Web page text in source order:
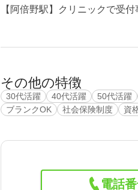
【阿倍野駅】クリニックで受
その他の特徴
30代活躍 40代活躍 50代活躍
ブランクOK
社会保険制度 資
電話